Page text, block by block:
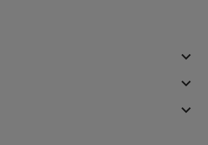
keyboard_arrow_down
keyboard_arrow_down
keyboard_arrow_down